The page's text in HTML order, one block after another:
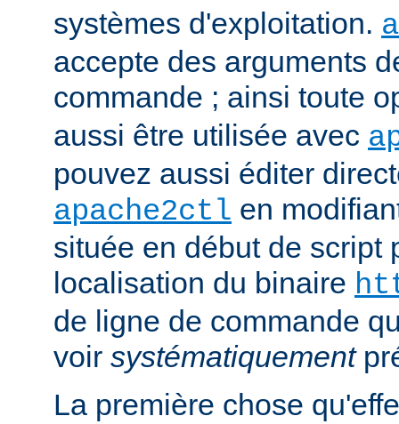
systèmes d'exploitation.
accepte des arguments
commande ; ainsi toute
aussi être utilisée avec
pouvez aussi éditer
apache2ctl en
située en début de script
localisation du binaire
de ligne de commande
voir systématiquement
La première chose